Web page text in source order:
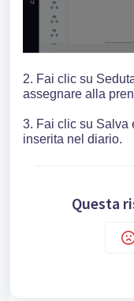
2. Fai clic su
assegnare alla
3. Fai clic su Salva
inserita nel diario.
Questa